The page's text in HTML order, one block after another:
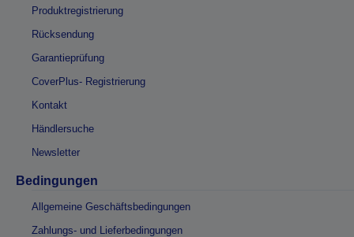
Produktregistrierung
Rücksendung
Garantieprüfung
CoverPlus- Registrierung
Kontakt
Händlersuche
Newsletter
Bedingungen
Allgemeine Geschäftsbedingungen
Zahlungs- und Lieferbedingungen